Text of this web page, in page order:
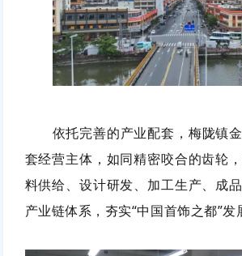
依托完善的产业配套，梅陇镇
套经营主体，如同精密咬合的齿轮
料供给、设计研发、加工生产、成
产业链体系，夯实“中国首饰之都”发